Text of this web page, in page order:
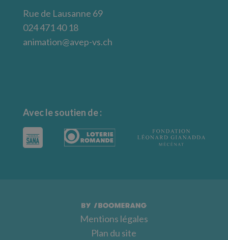
Rue de Lausanne 69
024 471 40 18
animation@avep-vs.ch
Avec le soutien de :
Mentions légales
Plan du site